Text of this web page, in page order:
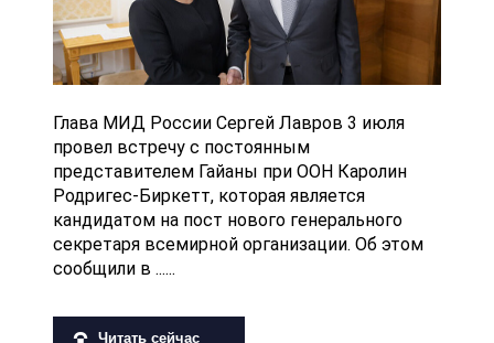
Глава МИД России Сергей Лавров 3 июля
провел встречу с постоянным
представителем Гайаны при ООН Каролин
Родригес-Биркетт, которая является
кандидатом на пост нового генерального
секретаря всемирной организации. Об этом
сообщили в ......
Читать сейчас